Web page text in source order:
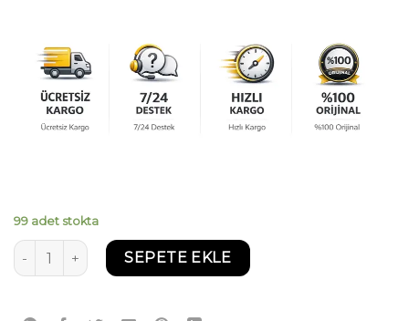
99 adet stokta
Castrol Magnatec 10W40 4 Litre adet
SEPETE EKLE